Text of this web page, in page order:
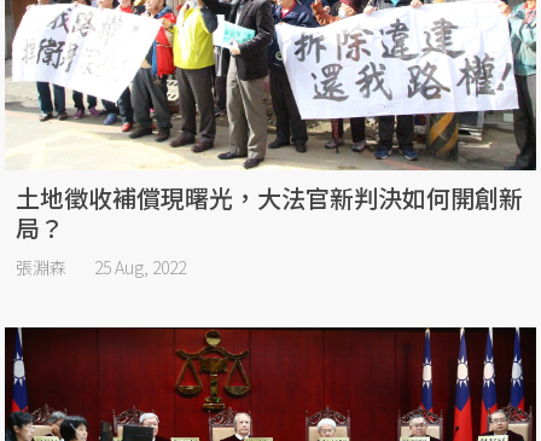
土地徵收補償現曙光，大法官新判決如何開創新
局？
張淵森 25 Aug, 2022